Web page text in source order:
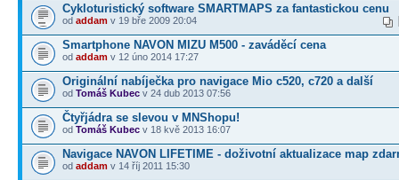
Cykloturistický software SMARTMAPS za fantastickou cenu
od addam v 19 bře 2009 20:04
Smartphone NAVON MIZU M500 - zaváděcí cena
od addam v 12 úno 2014 17:27
Originální nabíječka pro navigace Mio c520, c720 a další
od Tomáš Kubec v 24 dub 2013 07:56
Čtyřjádra se slevou v MNShopu!
od Tomáš Kubec v 18 kvě 2013 16:07
Navigace NAVON LIFETIME - doživotní aktualizace map
od addam v 14 říj 2011 15:30